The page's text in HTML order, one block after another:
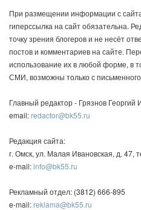
При размещении информации с сайта
гиперссылка на сайт обязательна.
точку зрения блогеров и не несёт
постов и комментариев на сайте.
использование их в любой форме, в
СМИ, возможны только с
Главный редактор - Грязнов Георгий
email:redactor@bk55.ru
Редакция сайта:
г. Омск, ул. Малая Ивановская, д. 47,
e-mail:info@bk55.ru
Рекламный отдел: (3812) 666-895
e-mail:reklama@bk55.ru